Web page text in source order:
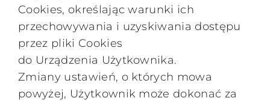
Cookies, określając warunki ich
przechowywania i uzyskiwania dostępu
przez pliki Cookies
do Urządzenia Użytkownika.
Zmiany ustawień, o których mowa
powyżej, Użytkownik może dokonać za